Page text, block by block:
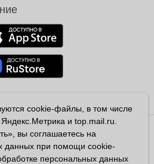
cookie-файлы, в том числе
и top.mail.ru.
вы соглашаетесь на
данных при помощи cookie-
персональных данных